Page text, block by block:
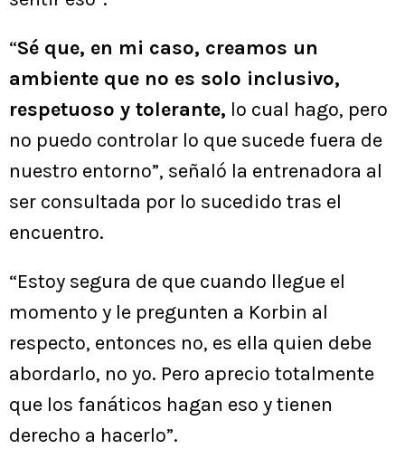
“Sé que, en mi caso, creamos un
ambiente que no es solo inclusivo,
respetuoso y tolerante, lo cual hago, pero
no puedo controlar lo que sucede fuera de
nuestro entorno”, señaló la entrenadora al
ser consultada por lo sucedido tras el
encuentro.
“Estoy segura de que cuando llegue el
momento y le pregunten a Korbin al
respecto, entonces no, es ella quien debe
abordarlo, no yo. Pero aprecio totalmente
que los fanáticos hagan eso y tienen
derecho a hacerlo”.